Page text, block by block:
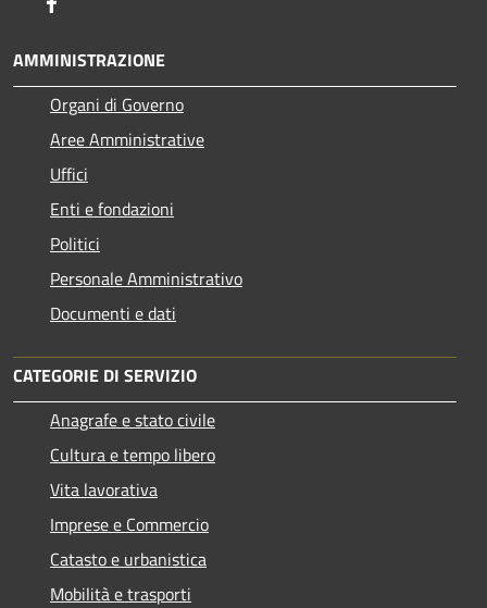
AMMINISTRAZIONE
Organi di Governo
Aree Amministrative
Uffici
Enti e fondazioni
Politici
Personale Amministrativo
Documenti e dati
CATEGORIE DI SERVIZIO
Anagrafe e stato civile
Cultura e tempo libero
Vita lavorativa
Imprese e Commercio
Catasto e urbanistica
Mobilità e trasporti